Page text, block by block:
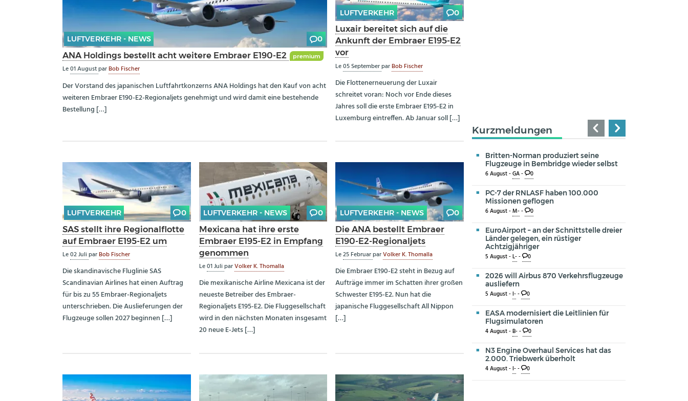
LUFTVERKEHR - NEWS 0
ANA Holdings bestellt acht weitere Embraer E190-E2 premium
Le01 AugustparBob Fischer
Der Vorstand des japanischen Luftfahrtkonzerns ANA Holdings hat den Kauf von acht
weiteren Embraer E190-E2-Regionaljets genehmigt und wird damit eine bestehende
Bestellung […]
LUFTVERKEHR 0
Luxair bereitet sich auf die
Ankunft der Embraer E195-E2
vor
Le05 SeptemberparBob Fischer
Die Flottenerneuerung der Luxair
schreitet voran: Noch vor Ende dieses
Jahres soll die erste Embraer E195-E2 in
Luxemburg eintreffen. Ab Januar soll […]
LUFTVERKEHR 0
SAS stellt ihre Regionalflotte
auf Embraer E195-E2 um
Le02 Juli parBob Fischer
Die skandinavische Fluglinie SAS
Scandinavian Airlines hat einen Auftrag
für bis zu 55 Embraer-Regionaljets
unterschrieben. Die Auslieferungen der
Flugzeuge sollen 2027 beginnen […]
LUFTVERKEHR - NEWS 0
Mexicana hat ihre erste
Embraer E195-E2 in Empfang
genommen
Le01 Juli parVolker K. Thomalla
Die mexikanische Airline Mexicana ist der
neueste Betreiber des Embraer-
Regionaljets E195-E2. Die Fluggesellschaft
wird in den nächsten Monaten insgesamt
20 neue E-Jets […]
LUFTVERKEHR - NEWS 0
Die ANA bestellt Embraer
E190-E2-Regionaljets
Le25 FebruarparVolker K. Thomalla
Die Embraer E190-E2 steht in Bezug auf
Aufträge immer im Schatten ihrer großen
Schwester E195-E2. Nun hat die
japanische Fluggesellschaft All Nippon
[…]
Kurzmeldungen
Britten-Norman produziert seine
Flugzeuge in Bembridge wieder selbst
6 August -GA- 0
PC-7 der RNLASF haben 100.000
Missionen geflogen
6 August -M-- 0
EuroAirport – an der Schnittstelle dreier
Länder gelegen, ein rüstiger
Achtzigjähriger
5 August -L-- 0
2026 will Airbus 870 Verkehrsflugzeuge
ausliefern
5 August -I-- 0
EASA modernisiert die Leitlinien für
Flugsimulatoren
4 August -B-- 0
N3 Engine Overhaul Services hat das
2.000. Triebwerk überholt
4 August -I-- 0